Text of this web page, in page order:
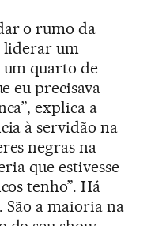
o rumo da
liderar um
quarto de
eu precisava
explica a
à servidão na
negras na
que estivesse
tenho”. Há
São a maioria na